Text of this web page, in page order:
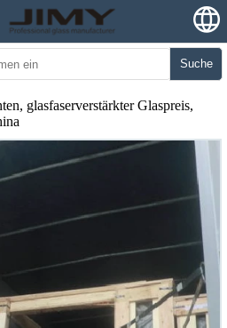
Suche
glasfaserverstärkter Glaspreis,